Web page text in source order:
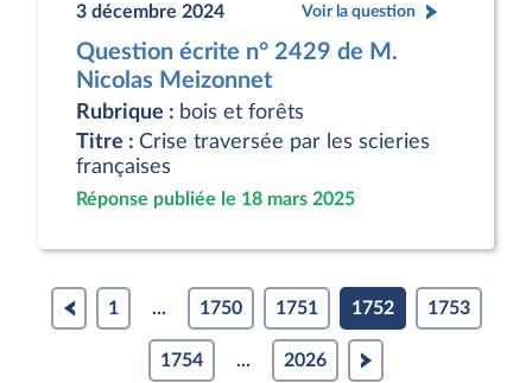
3 décembre 2024 Voir la question
Question écrite n° 2429 de M.
Nicolas Meizonnet
Rubrique : bois et forêts
Titre : Crise traversée par les scieries
françaises
Réponse publiée le 18 mars 2025
1 ... 1750 1751 1752 1753
1754 ... 2026